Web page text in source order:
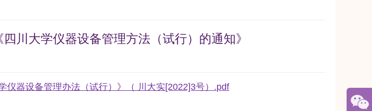
川大学仪器设备管理方法（试行）的通知》
仪器设备管理办法（试行）》（ 川大实[2022]3号）.pdf